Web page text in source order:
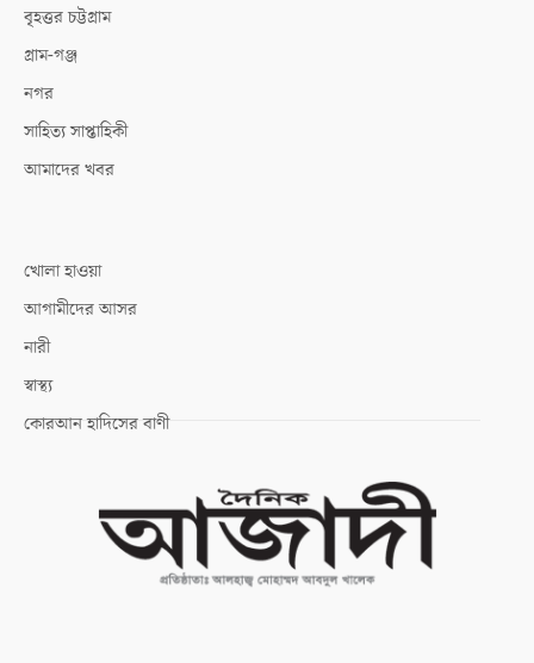
বৃহত্তর চট্টগ্রাম
গ্রাম-গঞ্জ
নগর
সাহিত্য সাপ্তাহিকী
আমাদের খবর
খোলা হাওয়া
আগামীদের আসর
নারী
স্বাস্থ্য
কোরআন হাদিসের বাণী